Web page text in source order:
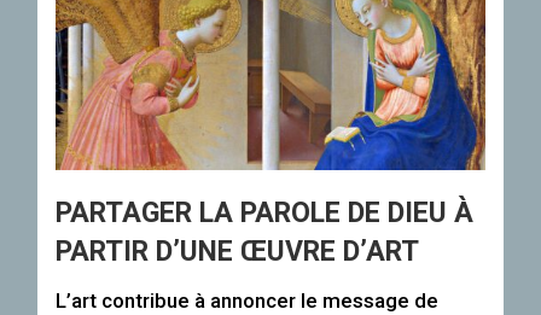
PARTAGER LA PAROLE DE DIEU À
PARTIR D’UNE ŒUVRE D’ART
L’art contribue à annoncer le message de